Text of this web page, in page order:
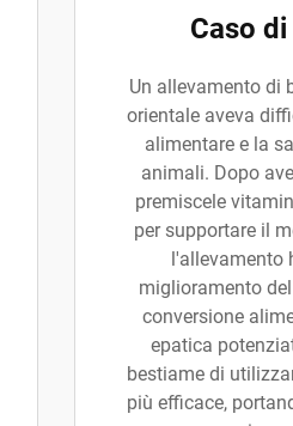
Caso
Un allevamento di
orientale aveva
alimentare e la
animali. Dopo
premiscele
per supportare il
l'allevamento
miglioramento
conversione
epatica
bestiame di
più efficace,